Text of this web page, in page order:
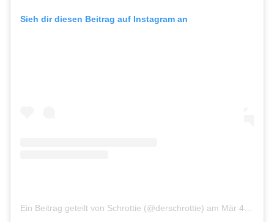
Sieh dir diesen Beitrag auf Instagram an
Ein Beitrag geteilt von Schrottie (@derschrottie) am Mär 4, 2018 um 3:18 PST